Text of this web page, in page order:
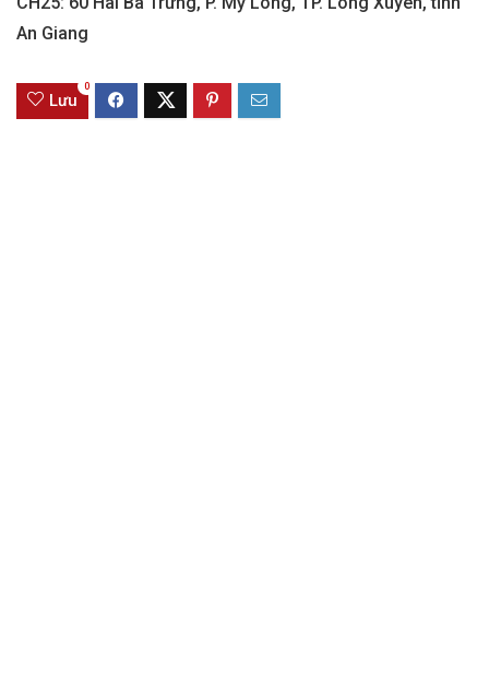
An Giang
Lưu
0